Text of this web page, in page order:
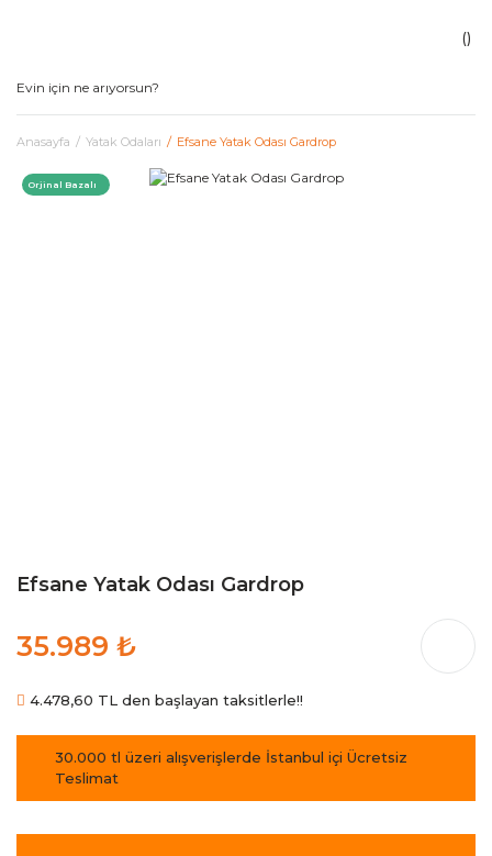
Anasayfa Yatak Odaları Efsane Yatak Odası Gardrop
Orjinal Bazalı
Efsane Yatak Odası Gardrop
35.989 ₺
4.478,60 TL den başlayan taksitlerle!!
30.000 tl üzeri alışverişlerde İstanbul içi Ücretsiz
Teslimat